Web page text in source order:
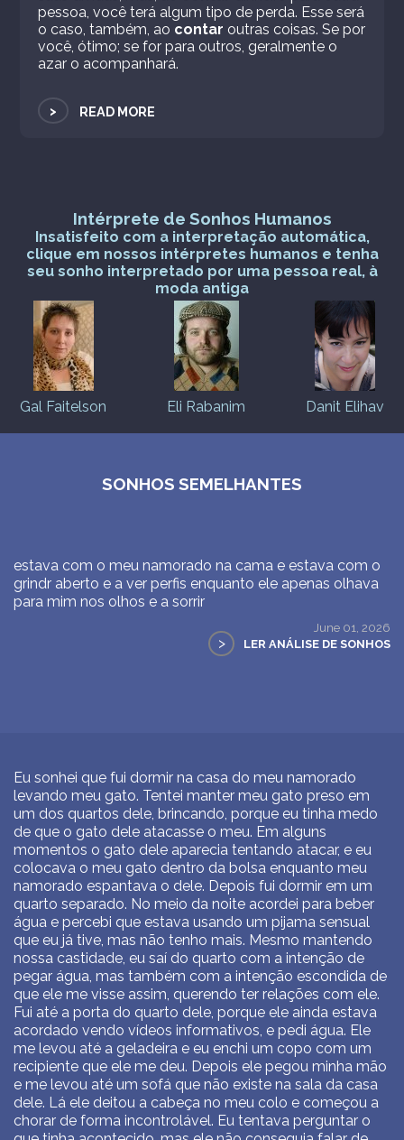
pessoa, você terá algum tipo de perda. Esse será
o caso, também, ao contar outras coisas. Se por
você, ótimo; se for para outros, geralmente o
azar o acompanhará.
> READ MORE
Intérprete de Sonhos Humanos
Insatisfeito com a interpretação automática,
clique em nossos intérpretes humanos e tenha
seu sonho interpretado por uma pessoa real, à
moda antiga
Gal Faitelson Eli Rabanim Danit Elihav
SONHOS SEMELHANTES
estava com o meu namorado na cama e estava com o
grindr aberto e a ver perfis enquanto ele apenas olhava
para mim nos olhos e a sorrir
June 01, 2026
> LER ANÁLISE DE SONHOS
Eu sonhei que fui dormir na casa do meu namorado
levando meu gato. Tentei manter meu gato preso em
um dos quartos dele, brincando, porque eu tinha medo
de que o gato dele atacasse o meu. Em alguns
momentos o gato dele aparecia tentando atacar, e eu
colocava o meu gato dentro da bolsa enquanto meu
namorado espantava o dele. Depois fui dormir em um
quarto separado. No meio da noite acordei para beber
água e percebi que estava usando um pijama sensual
que eu já tive, mas não tenho mais. Mesmo mantendo
nossa castidade, eu saí do quarto com a intenção de
pegar água, mas também com a intenção escondida de
que ele me visse assim, querendo ter relações com ele.
Fui até a porta do quarto dele, porque ele ainda estava
acordado vendo vídeos informativos, e pedi água. Ele
me levou até a geladeira e eu enchi um copo com um
recipiente que ele me deu. Depois ele pegou minha mão
e me levou até um sofá que não existe na sala da casa
dele. Lá ele deitou a cabeça no meu colo e começou a
chorar de forma incontrolável. Eu tentava perguntar o